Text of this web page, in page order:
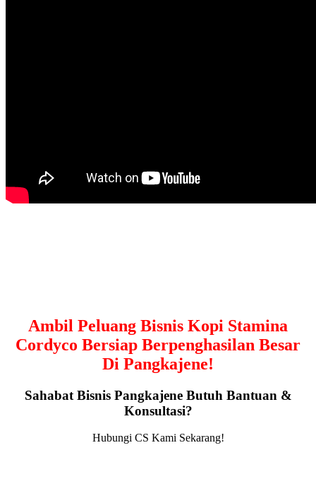
Ambil Peluang Bisnis Kopi Stamina
Cordyco Bersiap Berpenghasilan Besar
Di Pangkajene!
Sahabat Bisnis Pangkajene Butuh Bantuan &
Konsultasi?
Hubungi CS Kami Sekarang!